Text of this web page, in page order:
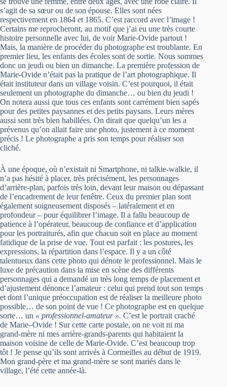
s’agit de sa sœur ou de son épouse. Elles sont nées
respectivement en 1864 et 1865. C’est raccord avec l’image !
Certains me reprocheront, au motif que j’ai eu une très courte
histoire personnelle avec lui, de voir Marie-Ovide partout !
Mais, la manière de procéder du photographe est troublante. En
premier lieu, les enfants des écoles sont de sortie. Nous sommes
donc un jeudi ou bien un dimanche. La première profession de
Marie-Ovide n’était pas la pratique de l’art photographique. Il
était instituteur dans un village voisin. C’est pourquoi, il était
seulement un photographe du dimanche… ou bien du jeudi !
On notera aussi que tous ces enfants sont carrément bien sapés
pour des petites paysannes et des petits paysans. Leurs mères
aussi sont très bien habillées. On dirait que quelqu’un les a
prévenus qu’on allait faire une photo, justement à ce moment
précis ! Le photographe a pris son temps pour réaliser son
cliché.
À une époque, où n’existait ni Smartphone, ni talkie-walkie, il
n’a pas hésité à placer, très précisément, les personnages
d’arrière-plan, parfois très loin, devant leur maison ou dépassant
de l’encadrement de leur fenêtre. Ceux du premier plan sont
également soigneusement disposés – latéralement et en
profondeur – pour équilibrer l’image. Il a fallu beaucoup de
patience à l’opérateur, beaucoup de confiance et d’application
pour les portraiturés, afin que chacun soit en place au moment
fatidique de la prise de vue. Tout est parfait : les postures, les
expressions, la répartition dans l’espace. Il y a un côté
talentueux dans cette photo qui dénote le professionnel. Mais le
luxe de précaution dans la mise en scène des différents
personnages qui a demandé un très long temps de placement et
d’ajustement dénonce l’amateur : celui qui prend tout son temps
et dont l’unique préoccupation est de réaliser la meilleure photo
possible… de son point de vue ! Ce photographe est en quelque
sorte… un « professionnel-amateur ». C’est le portrait craché
de Marie–Ovide ! Sur cette carte postale, on ne voit ni ma
grand-mère ni mes arrière-grands-parents qui habitaient la
maison voisine de celle de Marie-Ovide. C’est beaucoup trop
tôt ! Je pense qu’ils sont arrivés à Cormeilles au début de 1919.
Mon grand-père et ma grand-mère se sont mariés dans le
village, l’été cette année-là.